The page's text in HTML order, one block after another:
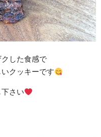
した食感で
クッキーです
さい